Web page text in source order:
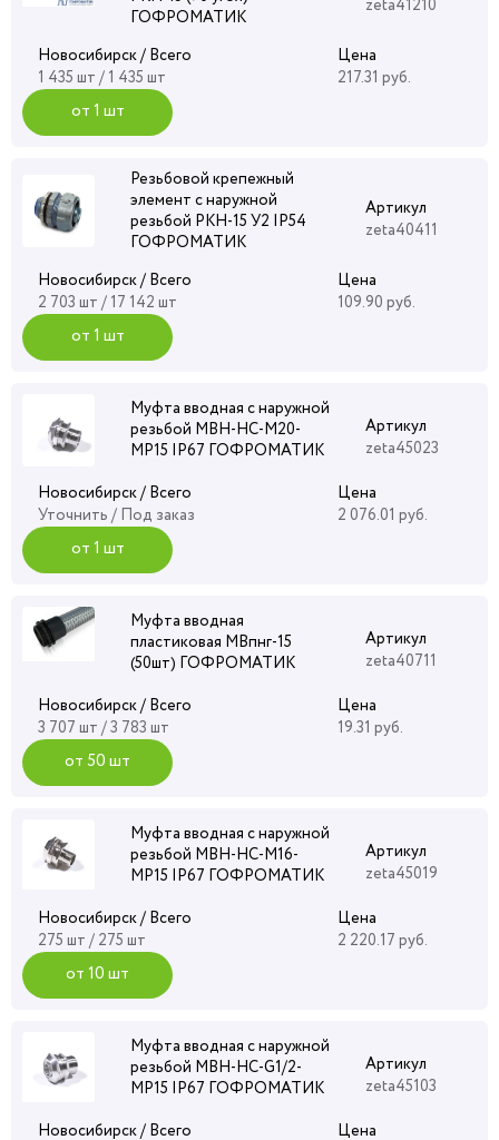
ГОФРОМАТИК
zeta41210
Новосибирск / Всего
1 435 шт / 1 435 шт
Цена
217.31 руб.
от 1 шт
Резьбовой крепежный
элемент с наружной
резьбой РКН-15 У2 IP54
ГОФРОМАТИК
Артикул
zeta40411
Новосибирск / Всего
2 703 шт / 17 142 шт
Цена
109.90 руб.
от 1 шт
Муфта вводная с наружной
резьбой МВН-НС-М20-
МР15 IP67 ГОФРОМАТИК
Артикул
zeta45023
Новосибирск / Всего
Уточнить / Под заказ
Цена
2 076.01 руб.
от 1 шт
Муфта вводная
пластиковая МВпнг-15
(50шт) ГОФРОМАТИК
Артикул
zeta40711
Новосибирск / Всего
3 707 шт / 3 783 шт
Цена
19.31 руб.
от 50 шт
Муфта вводная с наружной
резьбой МВН-НС-М16-
МР15 IP67 ГОФРОМАТИК
Артикул
zeta45019
Новосибирск / Всего
275 шт / 275 шт
Цена
2 220.17 руб.
от 10 шт
Муфта вводная с наружной
резьбой МВН-НС-G1/2-
МР15 IP67 ГОФРОМАТИК
Артикул
zeta45103
Новосибирск / Всего
Цена